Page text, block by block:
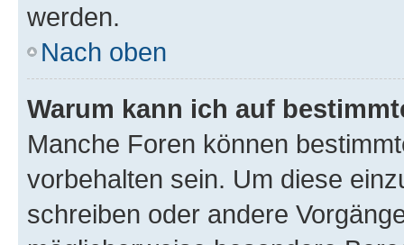
werden.
Nach oben
Warum kann ich auf
Manche Foren können
vorbehalten sein. Um diese
schreiben oder andere